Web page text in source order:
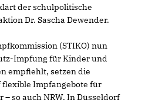
der schulpolitische
Dr. Sascha Dewender.
(STIKO) nun
Impfung für Kinder und
empfiehlt, setzen die
Impfangebote für
so auch NRW. In Düsseldorf